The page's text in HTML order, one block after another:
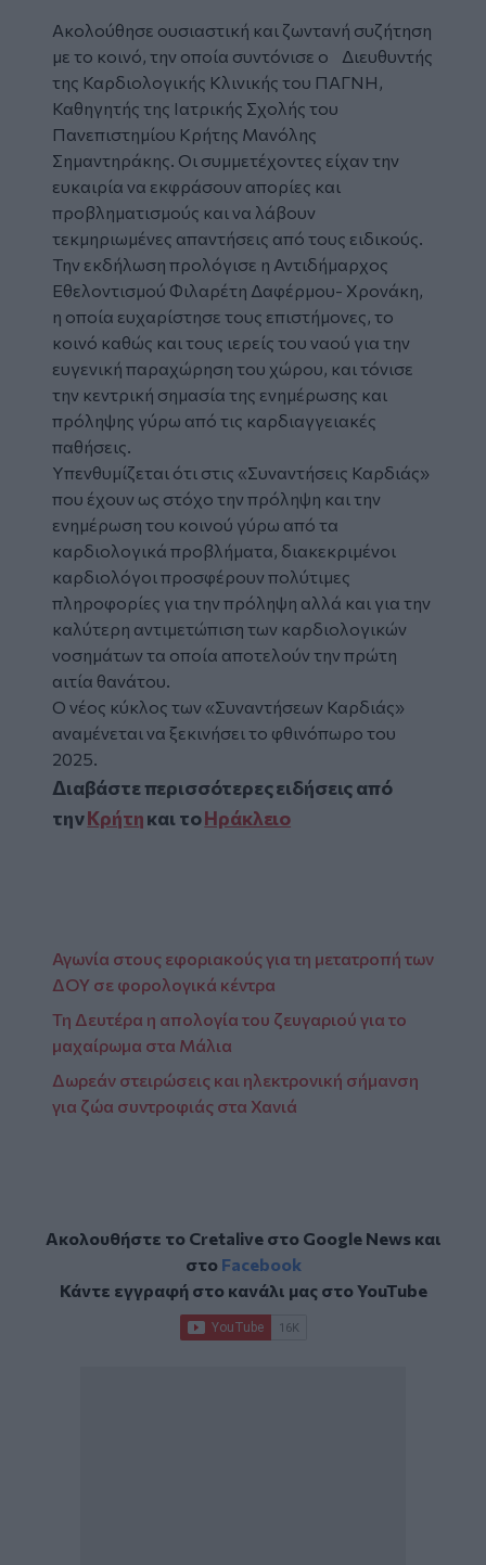
Ακολούθησε ουσιαστική και ζωντανή συζήτηση
με το κοινό, την οποία συντόνισε ο Διευθυντής
της Καρδιολογικής Κλινικής του ΠΑΓΝΗ,
Καθηγητής της Ιατρικής Σχολής του
Πανεπιστημίου Κρήτης Μανόλης
Σημαντηράκης. Οι συμμετέχοντες είχαν την
ευκαιρία να εκφράσουν απορίες και
προβληματισμούς και να λάβουν
τεκμηριωμένες απαντήσεις από τους ειδικούς.
Την εκδήλωση προλόγισε η Αντιδήμαρχος
Εθελοντισμού Φιλαρέτη Δαφέρμου- Χρονάκη,
η οποία ευχαρίστησε τους επιστήμονες, το
κοινό καθώς και τους ιερείς του ναού για την
ευγενική παραχώρηση του χώρου, και τόνισε
την κεντρική σημασία της ενημέρωσης και
πρόληψης γύρω από τις καρδιαγγειακές
παθήσεις.
Υπενθυμίζεται ότι στις «Συναντήσεις Καρδιάς»
που έχουν ως στόχο την πρόληψη και την
ενημέρωση του κοινού γύρω από τα
καρδιολογικά προβλήματα, διακεκριμένοι
καρδιολόγοι προσφέρουν πολύτιμες
πληροφορίες για την πρόληψη αλλά και για την
καλύτερη αντιμετώπιση των καρδιολογικών
νοσημάτων τα οποία αποτελούν την πρώτη
αιτία θανάτου.
Ο νέος κύκλος των «Συναντήσεων Καρδιάς»
αναμένεται να ξεκινήσει το φθινόπωρο του
2025.
Διαβάστε περισσότερες ειδήσεις από
τηνΚρήτηκαι τοΗράκλειο
Αγωνία στους εφοριακούς για τη μετατροπή των
ΔΟΥ σε φορολογικά κέντρα
Τη Δευτέρα η απολογία του ζευγαριού για το
μαχαίρωμα στα Μάλια
Δωρεάν στειρώσεις και ηλεκτρονική σήμανση
για ζώα συντροφιάς στα Χανιά
Ακολουθήστε το Cretalive στο Google Newsκαι
στο Facebook
Κάντε εγγραφή στο κανάλι μας στοYouTube